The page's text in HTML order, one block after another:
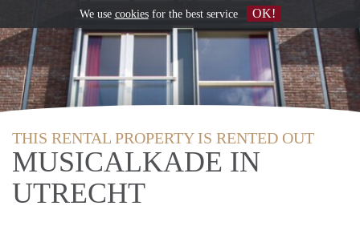
THIS RENTAL PROPERTY IS RENTED OUT
MUSICALKADE IN
UTRECHT
We use cookiesfor the best service OK!